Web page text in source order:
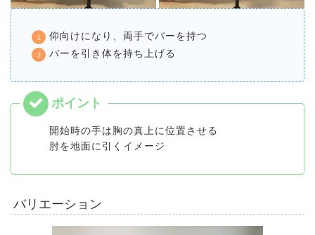
仰向けになり、両手でバーを持つ
バーを引き体を持ち上げる
開始時の手は胸の真上に位置させる
肘を地面に引くイメージ
バリエーション